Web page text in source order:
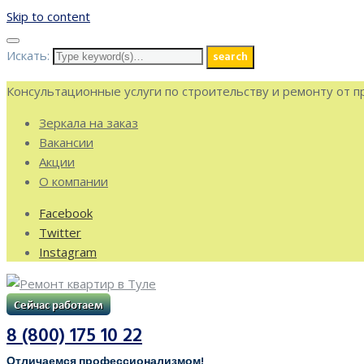
Skip to content
Искать: search
Консультационные услуги по строительству и ремонту от
Зеркала на заказ
Вакансии
Акции
О компании
Facebook
Twitter
Instagram
8 (800) 175 10 22